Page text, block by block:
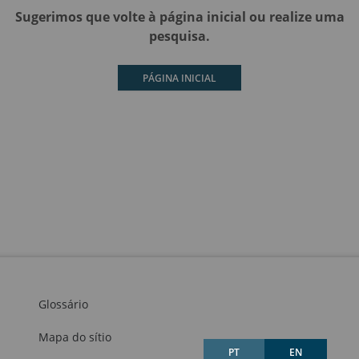
PT EN
Sugerimos que volte à página inicial ou realize uma
pesquisa.
PÁGINA INICIAL
Glossário
Mapa do sítio